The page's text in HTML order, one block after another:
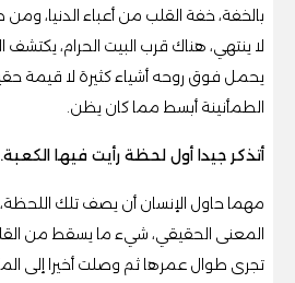
بالخفة، خفة القلب من أعباء الدنيا،
لا ينتهي، هناك قرب البيت الحرام،
يحمل فوق روحه أشياء كثيرة لا قيمة
الطمأنينة أبسط مما كان يظن.
أتذكر جيدا أول لحظة رأيت فيها الكعبة.
مهما حاول الإنسان أن يصف تلك
المعنى الحقيقي، شيء ما يسقط من
تجرى طوال عمرها ثم وصلت أخيرا إلى